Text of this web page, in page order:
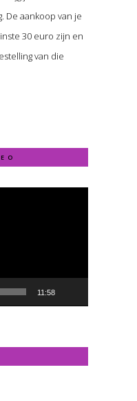
De aankoop van je
30 euro zijn en
van die
11:58